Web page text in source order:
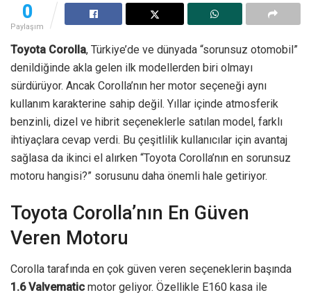
0
Paylaşım
Toyota Corolla, Türkiye’de ve dünyada “sorunsuz otomobil”
denildiğinde akla gelen ilk modellerden biri olmayı
sürdürüyor. Ancak Corolla’nın her motor seçeneği aynı
kullanım karakterine sahip değil. Yıllar içinde atmosferik
benzinli, dizel ve hibrit seçeneklerle satılan model, farklı
ihtiyaçlara cevap verdi. Bu çeşitlilik kullanıcılar için avantaj
sağlasa da ikinci el alırken “Toyota Corolla’nın en sorunsuz
motoru hangisi?” sorusunu daha önemli hale getiriyor.
Toyota Corolla’nın En Güven
Veren Motoru
Corolla tarafında en çok güven veren seçeneklerin başında
1.6 Valvematic motor geliyor. Özellikle E160 kasa ile